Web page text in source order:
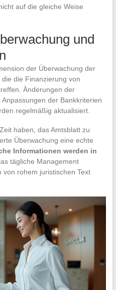
auf die gleiche Weise
und
der Überwachung der
die Finanzierung von
Änderungen der
der Bankkriterien
regelmäßig aktualisiert.
haben, das Amtsblatt zu
Überwachung eine echte
Informationen werden in
tägliche Management
rohem juristischen Text